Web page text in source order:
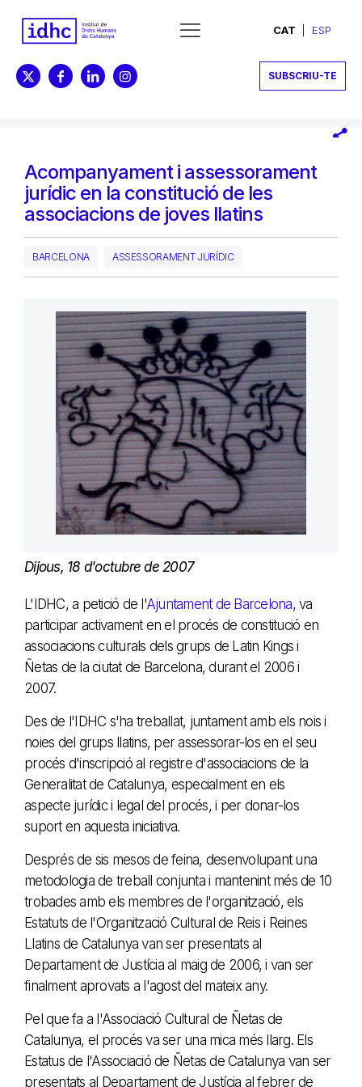
CAT ESP
SUBSCRIU-TE
Acompanyament i assessorament
jurídic en la constitució de les
associacions de joves llatins
BARCELONA ASSESSORAMENT JURÍDIC
Dijous, 18 d'octubre de 2007
L'IDHC, a petició de l'Ajuntament de Barcelona, va
participar activament en el procés de constitució en
associacions culturals dels grups de Latin Kings i
Ñetas de la ciutat de Barcelona, durant el 2006 i
2007.
Des de l'IDHC s'ha treballat, juntament amb els nois i
noies del grups llatins, per assessorar-los en el seu
procés d'inscripció al registre d'associacions de la
Generalitat de Catalunya, especialment en els
aspecte jurídic i legal del procés, i per donar-los
suport en aquesta iniciativa.
Després de sis mesos de feina, desenvolupant una
metodologia de treball conjunta i mantenint més de 10
trobades amb els membres de l'organització, els
Estatuts de l'Organització Cultural de Reis i Reines
Llatins de Catalunya van ser presentats al
Departament de Justícia al maig de 2006, i van ser
finalment aprovats a l'agost del mateix any.
Pel que fa a l'Associació Cultural de Ñetas de
Catalunya, el procés va ser una mica més llarg. Els
Estatus de l'Associació de Ñetas de Catalunya van ser
presentats al Departament de Justícia al febrer de